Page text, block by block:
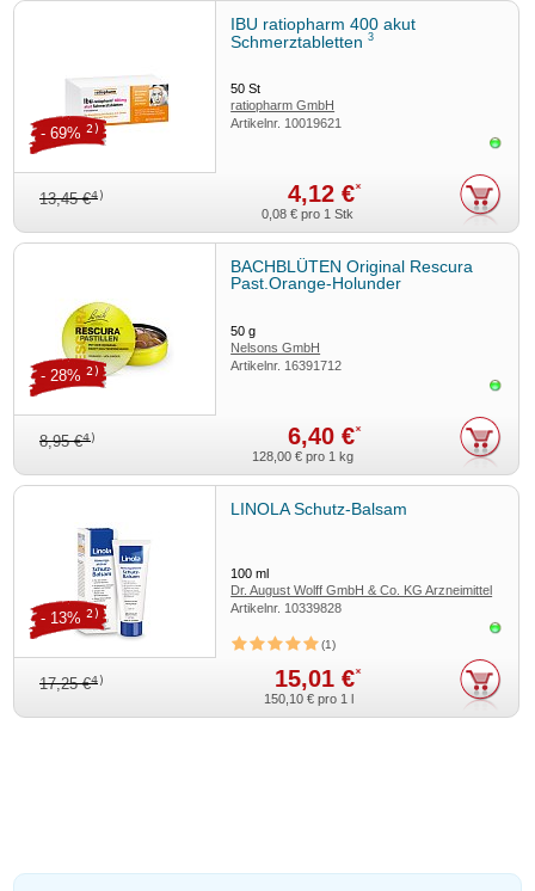
IBU ratiopharm 400 akut
Schmerztabletten3
50St
ratiopharm GmbH
Artikelnr. 10019621
13,45 €4) 4,12 €*
- 69% 2)
0,08 € pro 1 Stk
BACHBLÜTEN Original Rescura
Past.Orange-Holunder
50g
Nelsons GmbH
Artikelnr. 16391712
8,95 €4) 6,40 €*
- 28% 2)
128,00 € pro 1 kg
LINOLA Schutz-Balsam
100ml
Dr. August Wolff GmbH & Co. KG Arzneimittel
Artikelnr. 10339828
1
17,25 €4) 15,01 €*
- 13% 2)
150,10 € pro 1 l